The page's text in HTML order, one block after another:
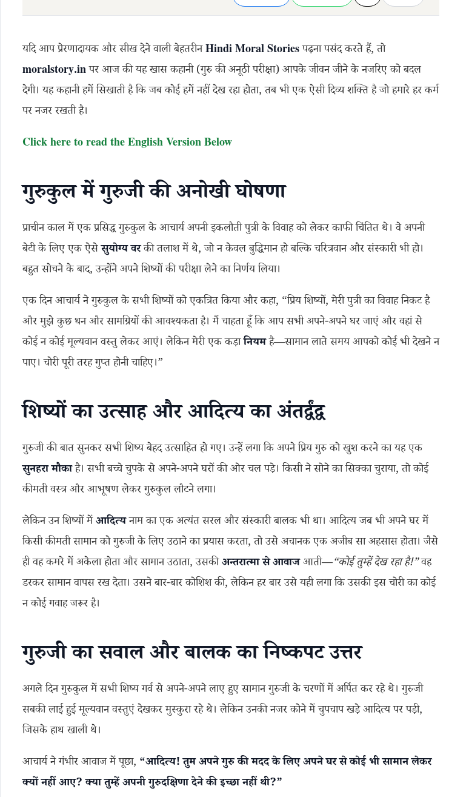
यदि आप प्रेरणादायक और सीख देने वाली बेहतरीनHindi Moral Storiesपढ़ना पसंद करते हैं, तो
moralstory.inपर आज की यह खास कहानी (गुरु की अनूठी परीक्षा) आपके जीवन जीने के नजरिए को बदल
देगी। यह कहानी हमें सिखाती है कि जब कोई हमें नहीं देख रहा होता, तब भी एक ऐसी दिव्य शक्ति है जो हमारे हर कर्म
पर नजर रखती है।
Click here to read the English Version Below
गुरुकुल में गुरुजी की अनोखी घोषणा
प्राचीन काल में एक प्रसिद्ध गुरुकुल के आचार्य अपनी इकलौती पुत्री के विवाह को लेकर काफी चिंतित थे। वे अपनी
बेटी के लिए एक ऐसेसुयोग्य वरकी तलाश में थे, जो न केवल बुद्धिमान हो बल्कि चरित्रवान और संस्कारी भी हो।
बहुत सोचने के बाद, उन्होंने अपने शिष्यों की परीक्षा लेने का निर्णय लिया।
एक दिन आचार्य ने गुरुकुल के सभी शिष्यों को एकत्रित किया और कहा, “प्रिय शिष्यों, मेरी पुत्री का विवाह निकट है
और मुझे कुछ धन और सामग्रियों की आवश्यकता है। मैं चाहता हूँ कि आप सभी अपने-अपने घर जाएं और वहां से
कोई न कोई मूल्यवान वस्तु लेकर आएं। लेकिन मेरी एक कड़ानियमहै—सामान लाते समय आपको कोई भी देखने न
पाए। चोरी पूरी तरह गुप्त होनी चाहिए।”
शिष्यों का उत्साह और आदित्य का अंतर्द्वंद्व
गुरुजी की बात सुनकर सभी शिष्य बेहद उत्साहित हो गए। उन्हें लगा कि अपने प्रिय गुरु को खुश करने का यह एक
सुनहरा मौकाहै। सभी बच्चे चुपके से अपने-अपने घरों की ओर चल पड़े। किसी ने सोने का सिक्का चुराया, तो कोई
कीमती वस्त्र और आभूषण लेकर गुरुकुल लौटने लगा।
लेकिन उन शिष्यों मेंआदित्यनाम का एक अत्यंत सरल और संस्कारी बालक भी था। आदित्य जब भी अपने घर में
किसी कीमती सामान को गुरुजी के लिए उठाने का प्रयास करता, तो उसे अचानक एक अजीब सा अहसास होता। जैसे
ही वह कमरे में अकेला होता और सामान उठाता, उसकीअन्तरात्मा से आवाजआती—“कोई तुम्हें देख रहा है!”वह
डरकर सामान वापस रख देता। उसने बार-बार कोशिश की, लेकिन हर बार उसे यही लगा कि उसकी इस चोरी का कोई
न कोई गवाह जरूर है।
गुरुजी का सवाल और बालक का निष्कपट उत्तर
अगले दिन गुरुकुल में सभी शिष्य गर्व से अपने-अपने लाए हुए सामान गुरुजी के चरणों में अर्पित कर रहे थे। गुरुजी
सबकी लाई हुई मूल्यवान वस्तुएं देखकर मुस्कुरा रहे थे। लेकिन उनकी नजर कोने में चुपचाप खड़े आदित्य पर पड़ी,
जिसके हाथ खाली थे।
आचार्य ने गंभीर आवाज में पूछा, “आदित्य! तुम अपने गुरु की मदद के लिए अपने घर से कोई भी सामान लेकर
क्यों नहीं आए? क्या तुम्हें अपनी गुरुदक्षिणा देने की इच्छा नहीं थी?”